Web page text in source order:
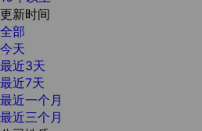
更新时间
全部
今天
最近3天
最近7天
最近一个月
最近三个月